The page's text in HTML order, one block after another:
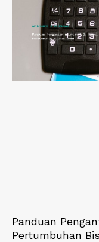
Panduan
Pertumbuhan